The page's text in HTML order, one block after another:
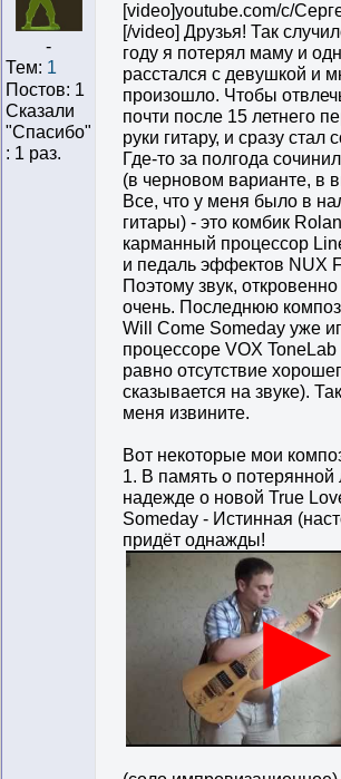
-
Тем: 1
Постов: 1
Сказали
"Cпасибо"
: 1 раз.
[video]youtube.com/c/
[/video] Друзья! Так
году я потерял маму и
расстался с девушкой и
произошло. Чтобы
почти после 15 летнего
руки гитару, и сразу стал
Где-то за полгода
(в черновом варианте, в
Все, что у меня было в
гитары) - это комбик
карманный процессор
и педаль эффектов NUX
Поэтому звук,
очень. Последнюю
Will Come Someday уже
процессоре VOX
равно отсутствие
сказывается на звуке).
меня извините.
Вот некоторые мои
1. В память о потерянной
надежде о новой True
Someday - Истинная
придёт однажды!